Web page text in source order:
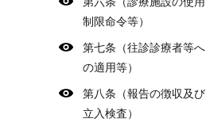
制限命令等）
第七条（往診診療者等へ
の適用等）
第八条（報告の徴収及び
立入検査）